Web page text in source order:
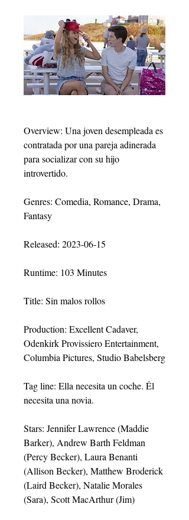
Overview: Una joven desempleada es
contratada por una pareja adinerada
para socializar con su hijo
introvertido.
Genres: Comedia, Romance, Drama,
Fantasy
Released: 2023-06-15
Runtime: 103 Minutes
Title: Sin malos rollos
Production: Excellent Cadaver,
Odenkirk Provissiero Entertainment,
Columbia Pictures, Studio Babelsberg
Tag line: Ella necesita un coche. Él
necesita una novia.
Stars: Jennifer Lawrence (Maddie
Barker), Andrew Barth Feldman
(Percy Becker), Laura Benanti
(Allison Becker), Matthew Broderick
(Laird Becker), Natalie Morales
(Sara), Scott MacArthur (Jim)